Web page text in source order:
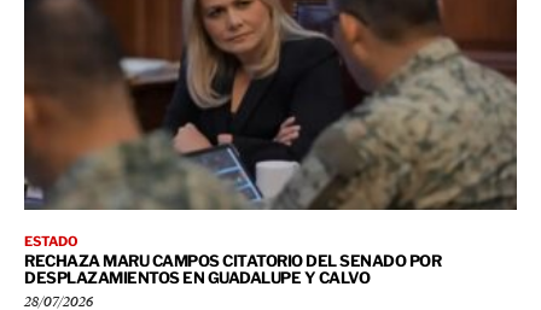
ESTADO
RECHAZA MARU CAMPOS CITATORIO DEL SENADO POR
DESPLAZAMIENTOS EN GUADALUPE Y CALVO
28/07/2026